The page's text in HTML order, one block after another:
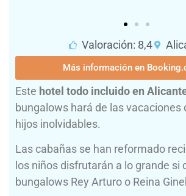
Valoración: 8,4
Más información en
Este hotel todo incluido en
bungalows hará de las vacaciones
hijos inolvidables.
Las cabañas se han reformado
los niños disfrutarán a lo grande si
bungalows Rey Arturo o Reina